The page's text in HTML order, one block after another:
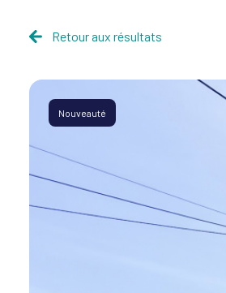
Retour aux résultats
Nouveauté